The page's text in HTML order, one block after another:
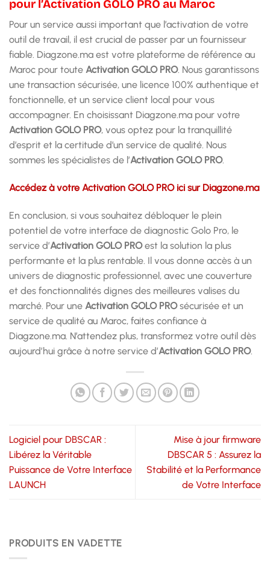
pour l’Activation GOLO PRO au Maroc
Pour un service aussi important que l’activation de votre
outil de travail, il est crucial de passer par un fournisseur
fiable. Diagzone.ma est votre plateforme de référence au
Maroc pour toute Activation GOLO PRO. Nous garantissons
une transaction sécurisée, une licence 100% authentique et
fonctionnelle, et un service client local pour vous
accompagner. En choisissant Diagzone.ma pour votre
Activation GOLO PRO, vous optez pour la tranquillité
d’esprit et la certitude d’un service de qualité. Nous
sommes les spécialistes de l’Activation GOLO PRO.
Accédez à votre Activation GOLO PRO ici sur Diagzone.ma
En conclusion, si vous souhaitez débloquer le plein
potentiel de votre interface de diagnostic Golo Pro, le
service d’Activation GOLO PROest la solution la plus
performante et la plus rentable. Il vous donne accès à un
univers de diagnostic professionnel, avec une couverture
et des fonctionnalités dignes des meilleures valises du
marché. Pour une Activation GOLO PROsécurisée et un
service de qualité au Maroc, faites confiance à
Diagzone.ma. N’attendez plus, transformez votre outil dès
aujourd’hui grâce à notre service d’Activation GOLO PRO.
Logiciel pour DBSCAR :
Libérez la Véritable
Puissance de Votre Interface
LAUNCH
Mise à jour firmware
DBSCAR 5 : Assurez la
Stabilité et la Performance
de Votre Interface
PRODUITS EN VADETTE